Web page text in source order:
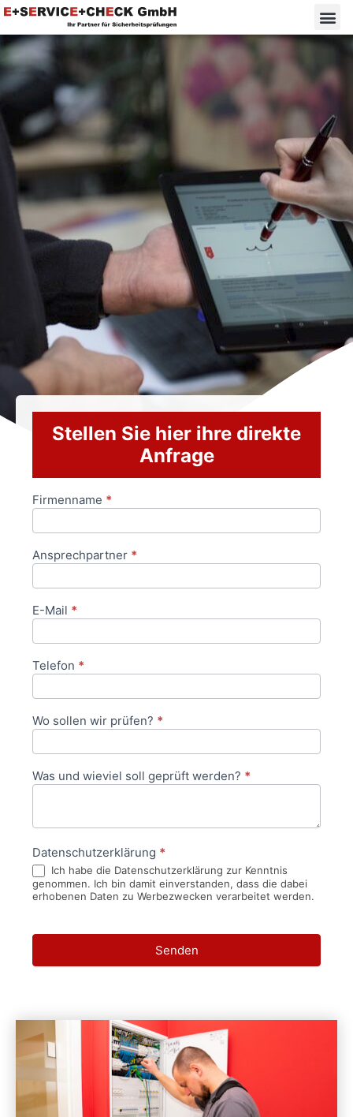
Stellen Sie hier ihre direkte
Anfrage
Anfrageformular
Firmenname *
Ansprechpartner *
E-Mail *
Telefon *
Wo sollen wir prüfen? *
Was und wieviel soll geprüft werden? *
Datenschutzerklärung *
Ich habe die Datenschutzerklärung zur Kenntnis
genommen. Ich bin damit einverstanden, dass die dabei
erhobenen Daten zu Werbezwecken verarbeitet werden.
Senden